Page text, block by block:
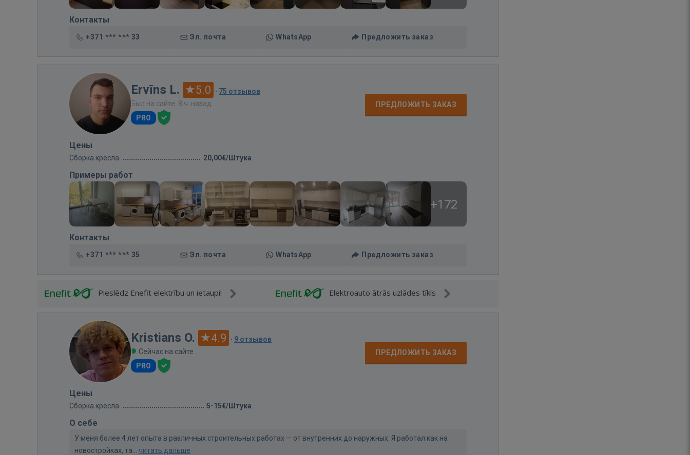
Контакты
+371 *** *** 33 Эл. почта WhatsApp Предложить заказ
Ervīns L. 5.0 · 75 отзывов
Был на сайте: 8 ч. назад
PRO
ПРЕДЛОЖИТЬ ЗАКАЗ
Цены
Сборка кресла 20,00€/Штука
Примеры работ
+172
Контакты
+371 *** *** 35 Эл. почта WhatsApp Предложить заказ
Pieslēdz Enefit elektrību un ietaupi! Elektroauto ātrās uzlādes tīkls
Kristians O. 4.9 · 9 отзывов
Сейчас на сайте
PRO
ПРЕДЛОЖИТЬ ЗАКАЗ
Цены
Сборка кресла 5-15€/Штука
О себе
У меня более 4 лет опыта в различных строительных работах — от внутренних до наружных. Я работал как на
новостройках, та... читать дальше